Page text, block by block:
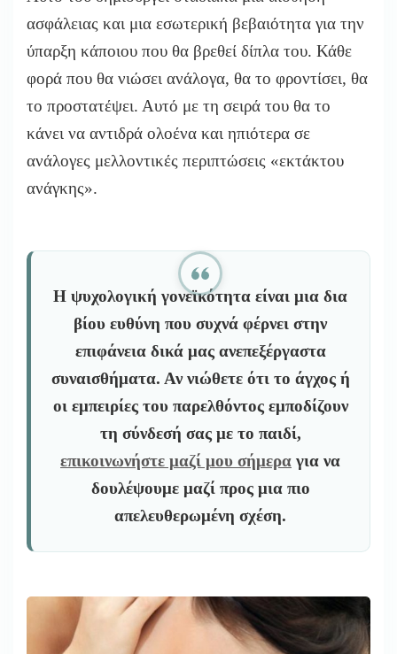
ασφάλειας και μια εσωτερική βεβαιότητα για την
ύπαρξη κάποιου που θα βρεθεί δίπλα του. Κάθε
φορά που θα νιώσει ανάλογα, θα το φροντίσει, θα
το προστατέψει. Αυτό με τη σειρά του θα το
κάνει να αντιδρά ολοένα και ηπιότερα σε
ανάλογες μελλοντικές περιπτώσεις «εκτάκτου
ανάγκης».
Η ψυχολογική γονεϊκότητα είναι μια δια
βίου ευθύνη που συχνά φέρνει στην
επιφάνεια δικά μας ανεπεξέργαστα
συναισθήματα. Αν νιώθετε ότι το άγχος ή
οι εμπειρίες του παρελθόντος εμποδίζουν
τη σύνδεσή σας με το παιδί,
επικοινωνήστε μαζί μου σήμερα για να
δουλέψουμε μαζί προς μια πιο
απελευθερωμένη σχέση.